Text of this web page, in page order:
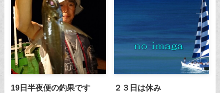
19日半夜便の釣果です ２３日は休み